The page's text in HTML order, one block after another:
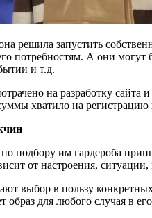
решила запустить
потребностям. А они
и т.д.
на разработку
хватило на регистрацию
подбору им гардероба
от настроения,
выбор в пользу
образ для любого случая в